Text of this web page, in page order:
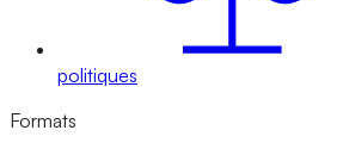
politiques
Formats